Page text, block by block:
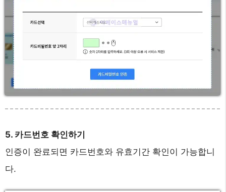
5. 카드번호 확인하기
인증이 완료되면 카드번호와 유효기간 확인이 가능합니
다.